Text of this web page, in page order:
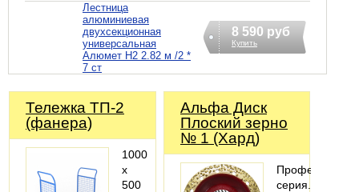
Лестница
алюминиевая
двухсекционная
универсальная
Алюмет H2 2.82 м /2 *
7 ст
8 590 руб
Купить
Тележка ТП-2
(фанера)
1000
х
500
Альфа Диск
Плоский зерно
№ 1 (Хард)
серия.